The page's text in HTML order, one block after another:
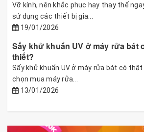
Vỡ kính, nên khắc phục hay thay thế
sử dụng các thiết bị gia...
19/01/2026
Sấy khử khuẩn UV ở máy rửa bát
thiết?
Sấy khử khuẩn UV ở máy rửa bát có
chọn mua máy rửa...
13/01/2026